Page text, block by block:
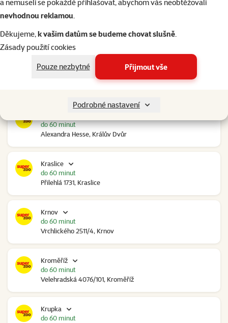
a nemuseli se pokaždé přihlašovat, abychom vás neobtěžovali
nevhodnou reklamou.
Děkujeme,k vašim datům se budeme chovat slušně.
Zásady použití cookies
Pouze nezbytné
Přijmout vše
Podrobné nastavení
Kolín Ovčáry
Ovčáry 304, Ovčáry
Kozomín
Alexandra Hesse, Králův Dvůr
do 60 minut
Kraslice
Přilehlá 1731, Kraslice
do 60 minut
Krnov
Vrchlického 2511/4, Krnov
do 60 minut
Kroměříž
Velehradská 4076/101, Kroměříž
do 60 minut
Krupka
do 60 minut